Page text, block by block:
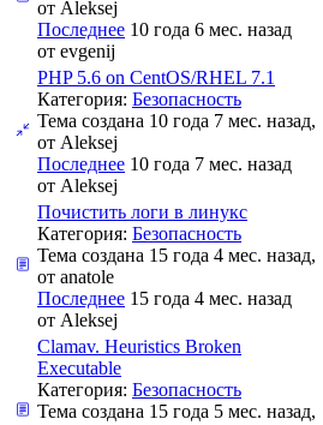
от Aleksej
Последнее 10 года 6 мес. назад
от evgenij
PHP 5.6 on CentOS/RHEL 7.1
Категория: Безопасность
Тема создана 10 года 7 мес. назад,
от Aleksej
Последнее 10 года 7 мес. назад
от Aleksej
Почистить логи в линукс
Категория: Безопасность
Тема создана 15 года 4 мес. назад,
от anatole
Последнее 15 года 4 мес. назад
от Aleksej
Clamav. Heuristics Broken
Executable
Категория: Безопасность
Тема создана 15 года 5 мес. назад,